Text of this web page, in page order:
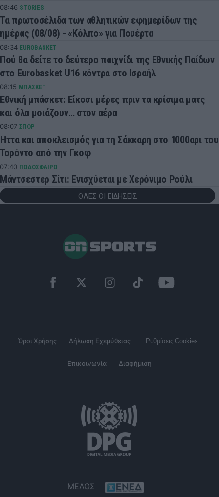
08:46 STORIES
Τα πρωτοσέλιδα των αθλητικών εφημερίδων της
ημέρας (08/08) - «Κόλπο» για Πουέρτα
08:34 EUROBASKET
Πού θα δείτε το δεύτερο παιχνίδι της Εθνικής Παίδων
στο Eurobasket U16 κόντρα στο Ισραήλ
08:15 ΜΠΑΣΚΕΤ
Εθνική μπάσκετ: Είκοσι μέρες πριν τα κρίσιμα ματς
και όλα μοιάζουν… στον αέρα
08:07 ΣΠΟΡ
Ήττα και αποκλεισμός για τη Σάκκαρη στο 1000αρι του
Τορόντο από την Γκοφ
07:40 ΠΟΔΟΣΦΑΙΡΟ
Μάντσεστερ Σίτι: Ενισχύεται με Χερόνιμο Ρούλι
ΟΛΕΣ ΟΙ ΕΙΔΗΣΕΙΣ
Όροι Χρήσης Δήλωση Εχεμύθειας Ρυθμίσεις Cookies
Επικοινωνία Διαφήμιση
ΜΕΛΟΣ